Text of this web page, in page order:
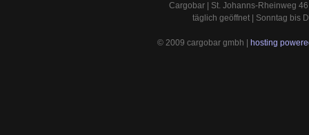
Cargobar | St. Johanns-Rheinweg
täglich geöffnet | Sonntag bis
© 2009 cargobar gmbh | hosting